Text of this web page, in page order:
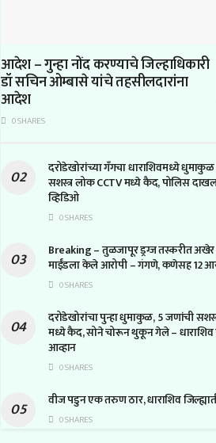
आदेश – गुन्हा नोंद करण्याचे जिल्हाधिकारी
डॉ सचिन ओम्बासे यांचे तहसीलदारांना
आदेश
0 SHARES
दरोडेखोरांच्या गँगचा धाराशिवमध्ये
सशस्त्र लोक CCTV मध्ये कैद, पोलिस
व्हिडिओ
0 SHARES
Breaking – तुळजापूर ड्रग्ज तस्करीत अखेर
माईंडला केले आरोपी – गंगणे, कणेसह 12
0 SHARES
दरोडेखोरांचा पुन्हा धुमाकुळ, 5 जणांची
मध्ये कैद, सोने चोरून थुकून गेले – धाराशिव
आव्हान
0 SHARES
वीज पडुन एक तरुण ठार, धाराशिव
0 SHARES